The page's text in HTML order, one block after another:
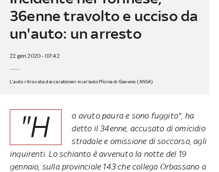
36enne travolto e ucciso da
un'auto: un arresto
22 gen 2020 - 07:42
L'auto ritrovata dai carabinieri in un'autofficina di Giaveno (ANSA)
"H
o avuto paura e sono fuggito", ha
detto il 34enne, accusato di omicidio
stradale e omissione di soccorso, agli
inquirenti. Lo schianto è avvenuto la notte del 19
gennaio, sulla provinciale 143 che collega Orbassano a